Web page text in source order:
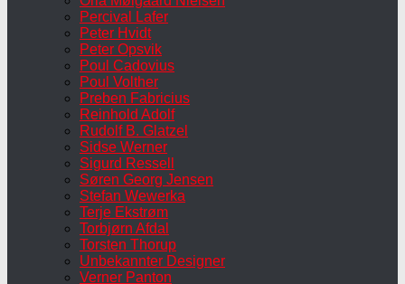
Percival Lafer
Peter Hvidt
Peter Opsvik
Poul Cadovius
Poul Volther
Preben Fabricius
Reinhold Adolf
Rudolf B. Glatzel
Sidse Werner
Sigurd Ressell
Søren Georg Jensen
Stefan Wewerka
Terje Ekstrøm
Torbjørn Afdal
Torsten Thorup
Unbekannter Designer
Verner Panton